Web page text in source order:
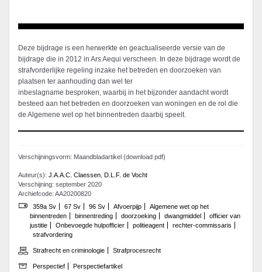
Deze bijdrage is een herwerkte en geactualiseerde versie van de
bijdrage die in 2012 in Ars Aequi verscheen. In deze bijdrage wordt de
strafvorderlijke regeling inzake het betreden en doorzoeken van
plaatsen ter aanhouding dan wel ter
inbeslagname besproken, waarbij in het bijzonder aandacht wordt
besteed aan het betreden en doorzoeken van woningen en de rol die
de Algemene wet op het binnentreden daarbij speelt.
Verschijningsvorm: Maandbladartikel (download pdf)
Auteur(s): J.A.A.C. Claessen D.L.F. de Vocht
Verschijning: september 2020
Archiefcode: AA20200820
359a Sv
67 Sv 96 Sv Afvoerpijp
Algemene wet op het
binnentreden
binnentreding doorzoeking dwangmiddel
officier van
justitie
Onbevoegde hulpofficier politieagent
rechter-commissaris
strafvordering
Strafrecht en criminologie Strafprocesrecht
Perspectief Perspectiefartikel